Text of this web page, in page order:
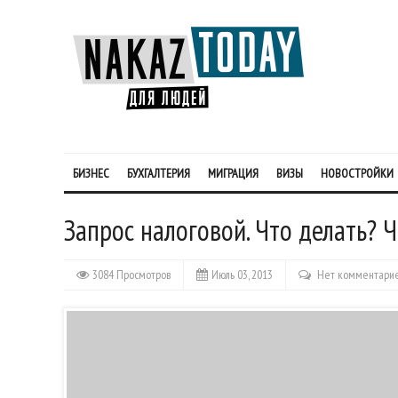
БИЗНЕС БУХГАЛТЕРИЯ МИГРАЦИЯ ВИЗЫ НОВОСТРОЙКИ
Запрос налоговой. Что делать?
3084 Просмотров Июль 03, 2013 Нет